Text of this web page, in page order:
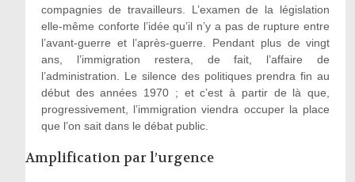
compagnies de travailleurs. L’examen de la législation
elle-même conforte l’idée qu’il n’y a pas de rupture entre
l’avant-guerre et l’après-guerre. Pendant plus de vingt
ans, l’immigration restera, de fait, l’affaire de
l’administration. Le silence des politiques prendra fin au
début des années 1970 ; et c’est à partir de là que,
progressivement, l’immigration viendra occuper la place
que l’on sait dans le débat public.
Amplification par l’urgence